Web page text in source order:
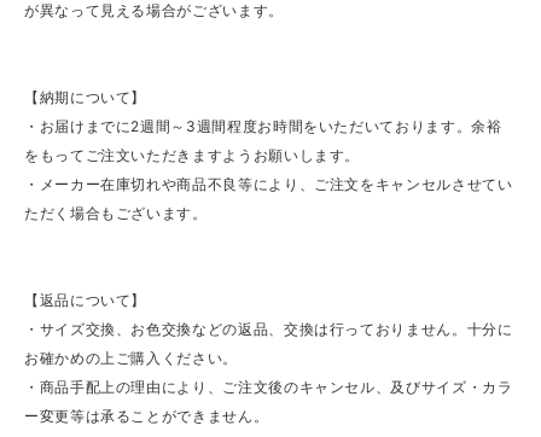
が異なって見える場合がございます。
【納期について】
・お届けまでに2週間～3週間程度お時間をいただいております。余裕
をもってご注文いただきますようお願いします。
・メーカー在庫切れや商品不良等により、ご注文をキャンセルさせてい
ただく場合もございます。
【返品について】
・サイズ交換、お色交換などの返品、交換は行っておりません。十分に
お確かめの上ご購入ください。
・商品手配上の理由により、ご注文後のキャンセル、及びサイズ・カラ
ー変更等は承ることができません。